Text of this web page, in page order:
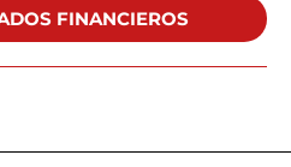
FINANCIEROS